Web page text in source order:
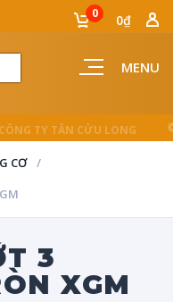
MENU
0 0₫
NGƯỜI THỢ
CƠ
3
XGM